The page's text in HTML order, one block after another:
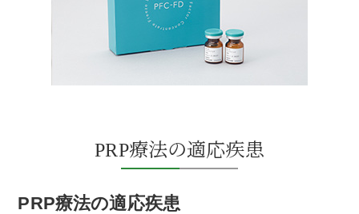
PRP療法の適応疾患
PRP療法の適応疾患